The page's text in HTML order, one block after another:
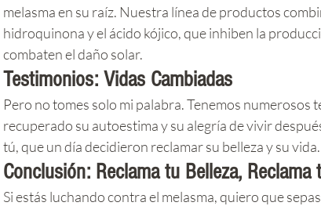
melasma en su raíz. Nuestra línea de productos
hidroquinona y el ácido kójico, que inhiben la
combaten el daño solar.
Testimonios: Vidas Cambiadas
Pero no tomes solo mi palabra. Tenemos numerosos
recuperado su autoestima y su alegría de vivir
tú, que un día decidieron reclamar su belleza y su vida.
Conclusión: Reclama tu Belleza, Reclama
Si estás luchando contra el melasma, quiero que